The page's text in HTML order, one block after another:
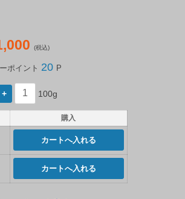
(税込)
ポイント 20 P
100g
購入